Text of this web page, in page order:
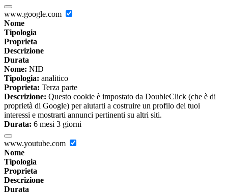
www.google.com
Nome
Tipologia
Proprieta
Descrizione
Durata
Nome: NID
Tipologia: analitico
Proprieta: Terza parte
Descrizione: Questo cookie è impostato da DoubleClick (che è di
proprietà di Google) per aiutarti a costruire un profilo dei tuoi
interessi e mostrarti annunci pertinenti su altri siti.
Durata: 6 mesi 3 giorni
www.youtube.com
Nome
Tipologia
Proprieta
Descrizione
Durata